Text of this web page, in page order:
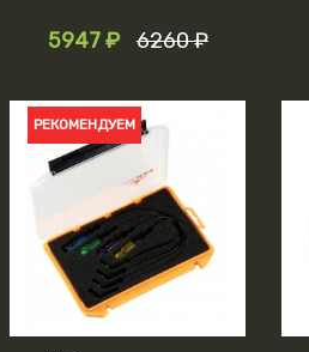
5947 ₽ 6260 ₽
РЕКОМЕНДУЕМ